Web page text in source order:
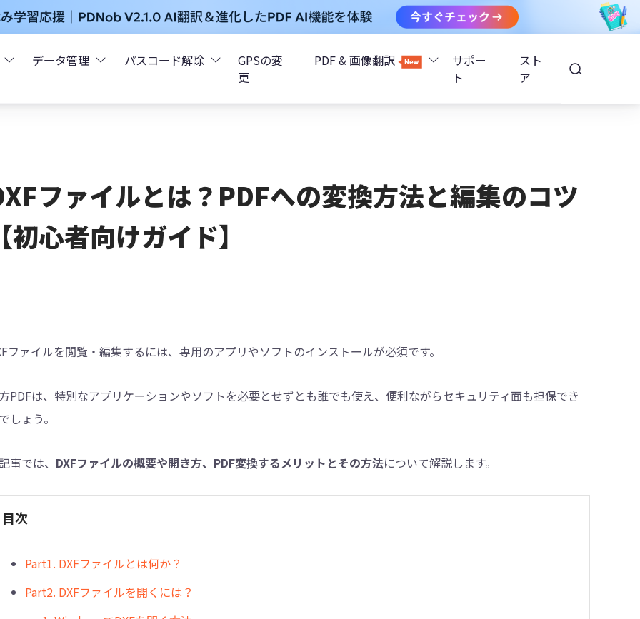
タ復元
復元
- iTunes不具合修復
Boot Genius
データ管理
iCareFone - WhatsAppデータ転送
4DDiG - 重複ファイル検索・削除
パスコード解除
4MeKey - アクティベーションロック解除
4uKey - Android画面ロック解除
GPSの変
更
PDF & 画像翻訳
PDNobオンライン
サポー
ト
スト
ア
ファイルとは？PDFへの変換方法と編集のコツ
【初心者向けガイド】
ファイルを閲覧・編集するには、専用のアプリやソフトのインストールが必須です。
PDFは、特別なアプリケーションやソフトを必要とせずとも誰でも使え、便利ながらセキュリティ面も担保でき
しょう。
事では、 DXFファイルの概要や開き方、PDF変換するメリットとその方法について解説します。
目次
︎Part1. DXFファイルとは何か？
︎Part2. DXFファイルを開くには？